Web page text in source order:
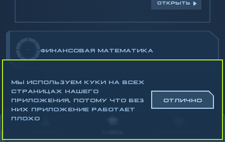
ОТКРЫТЬ
- ФИНАНСОВАЯ МАТЕМАТИКА
Математика
Геометрия
МЫ ИСПОЛЬЗУЕМ КУКИ НА ВСЕХ
СТРАНИЦАХ НАШЕГО
ПРИЛОЖЕНИЯ, ПОТОМУ ЧТО БЕЗ
НИХ ПРИЛОЖЕНИЕ РАБОТАЕТ
ПЛОХО
ОТЛИЧНО